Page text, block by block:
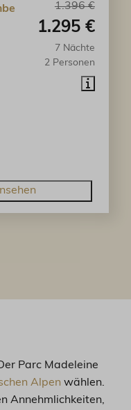
1.396 €
1.295 €
7 Nächte
2 Personen
Parc Madeleine
Alpen wählen.
Annehmlichkeiten,